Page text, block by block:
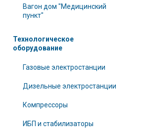
Вагон дом "Медицинский
пункт"
Технологическое
оборудование
Газовые электростанции
Дизельные электростанции
Компрессоры
ИБП и стабилизаторы